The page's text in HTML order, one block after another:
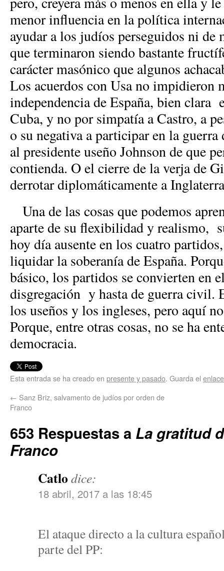
menor influencia en la política
ayudar a los judíos perseguidos ni de
que terminaron siendo bastante
carácter masónico que algunos
Los acuerdos con Usa no impidieron
independencia de España, bien clara
Cuba, y no por simpatía a Castro, a
o su negativa a participar en la
al presidente useño Johnson de que
contienda. O el cierre de la verja de
derrotar diplomáticamente a
Una de las cosas que podemos
aparte de su flexibilidad y realismo,
hoy día ausente en los cuatro
liquidar la soberanía de España.
básico, los partidos se convierten en
disgregación y hasta de guerra civil.
los useños y los ingleses, pero aquí
Porque, entre otras cosas, no se ha
democracia.
Esta entrada se ha creado en presente y pasado. Guarda el
← Sanz Briz, salvamento de judíos por orden de
Franco
653 Respuestas a La gratitud
Franco
Catlodice:
18 abril, 2017 a las 18:45
El ataque directo a la cultura
parte del PP: